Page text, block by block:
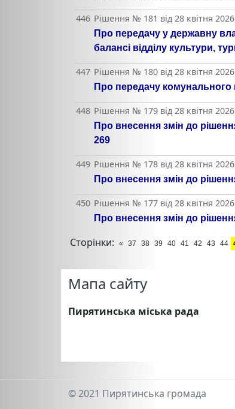
446 Рішення № 181 від 28 квітня
Про передачу у державну
балансі відділу культури,
447 Рішення № 180 від 28 квітня
Про передачу комунального
448 Рішення № 179 від 28 квітня
Про внесення змін до
269
449 Рішення № 178 від 28 квітня
Про внесення змін до
450 Рішення № 177 від 28 квітня
Про внесення змін до
Сторінки: « 37 38 39 40 41 42 43 44
Мапа сайту
Пирятинська міська рада
© 2021 Пирятинська громада